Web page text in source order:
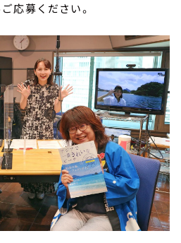
応募ください。